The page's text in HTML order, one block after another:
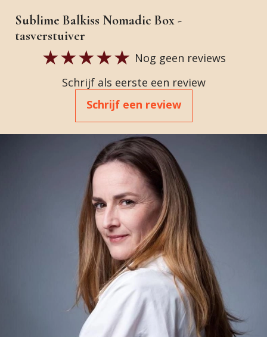
Sublime Balkiss Nomadic Box -
tasverstuiver
Nog geen reviews
Schrijf als eerste een review
Schrijf een review